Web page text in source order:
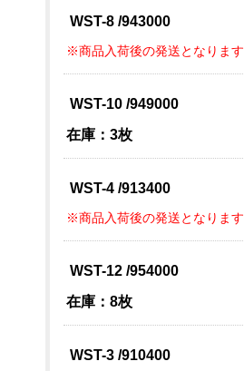
WST-8 /943000
※商品入荷後の発送となります
WST-10 /949000
在庫：3枚
WST-4 /913400
※商品入荷後の発送となります
WST-12 /954000
在庫：8枚
WST-3 /910400